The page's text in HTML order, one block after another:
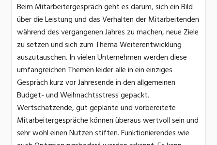
Beim Mitarbeitergespräch geht es darum, sich ein Bild
über die Leistung und das Verhalten der Mitarbeitenden
während des vergangenen Jahres zu machen, neue Ziele
zu setzen und sich zum Thema Weiterentwicklung
auszutauschen. In vielen Unternehmen werden diese
umfangreichen Themen leider alle in ein einziges
Gespräch kurz vor Jahresende in den allgemeinen
Budget- und Weihnachtsstress gepackt.
Wertschätzende, gut geplante und vorbereitete
Mitarbeitergespräche können überaus wertvoll sein und
sehr wohl einen Nutzen stiften. Funktionierendes wie